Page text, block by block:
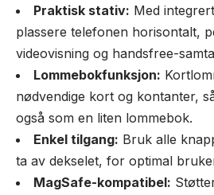
Praktisk stativ: Med
plassere telefonen horisontalt,
videovisning og handsfree-
Lommebokfunksjon:
nødvendige kort og kontanter,
også som en liten lommebok.
Enkel tilgang: Bruk alle
ta av dekselet, for optimal
MagSafe-kompatibel: